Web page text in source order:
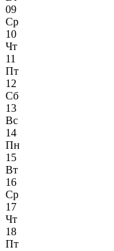
09
Ср
10
Чт
11
Пт
12
Сб
13
Вс
14
Пн
15
Вт
16
Ср
17
Чт
18
Пт